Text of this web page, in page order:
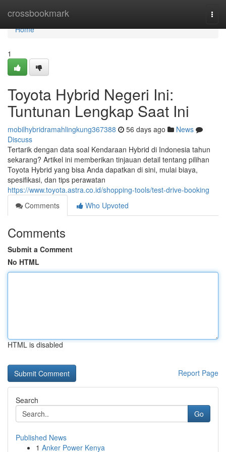
crossbookmark
Home
Home
1
Toyota Hybrid Negeri Ini:
Tuntunan Lengkap Saat Ini
mobilhybridramahlingkung367388 56 days ago
News
Discuss
Tertarik dengan data soal Kendaraan Hybrid di Indonesia tahun
sekarang? Artikel ini memberikan tinjauan detail tentang pilihan
Toyota Hybrid yang bisa Anda dapatkan di sini, mulai biaya,
spesifikasi, dan tips perawatan
https://www.toyota.astra.co.id/shopping-tools/test-drive-booking
Comments
Who Upvoted
Comments
Submit a Comment
No HTML
HTML is disabled
Report Page
Search
Go
Published News
1 Anker Power Kenya